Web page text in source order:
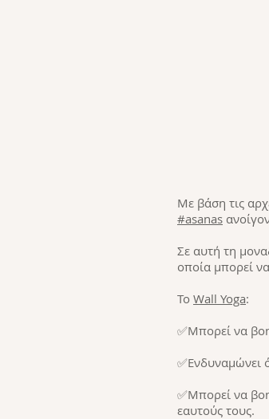
Με βάση τις
#asanas
Σε αυτή τη
οποία μπορεί
Το Wall Yoga:
✅Μπορεί να
✅Ενδυναμώνει
✅Μπορεί να
εαυτούς τους.